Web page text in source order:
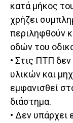
κατά μήκος
χρήζει
περιληφθούν
οδών του
• Στις ΠΤΠ
υλικών και
εμφανισθεί
διάστημα.
• Δεν υπάρχει